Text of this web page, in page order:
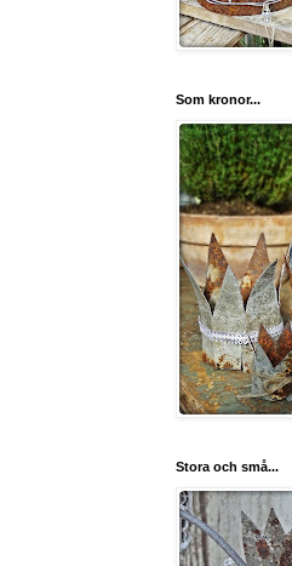
Som kronor...
Stora och små...